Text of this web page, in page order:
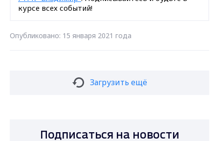
курсе всех событий!
Опубликовано: 15 января 2021 года
Загрузить ещё
Подписаться на новости